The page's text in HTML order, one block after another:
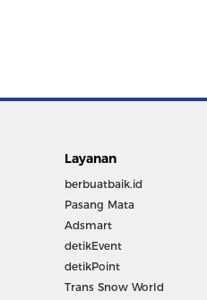
Layanan
berbuatbaik.id
Pasang Mata
Adsmart
detikEvent
detikPoint
Trans Snow World